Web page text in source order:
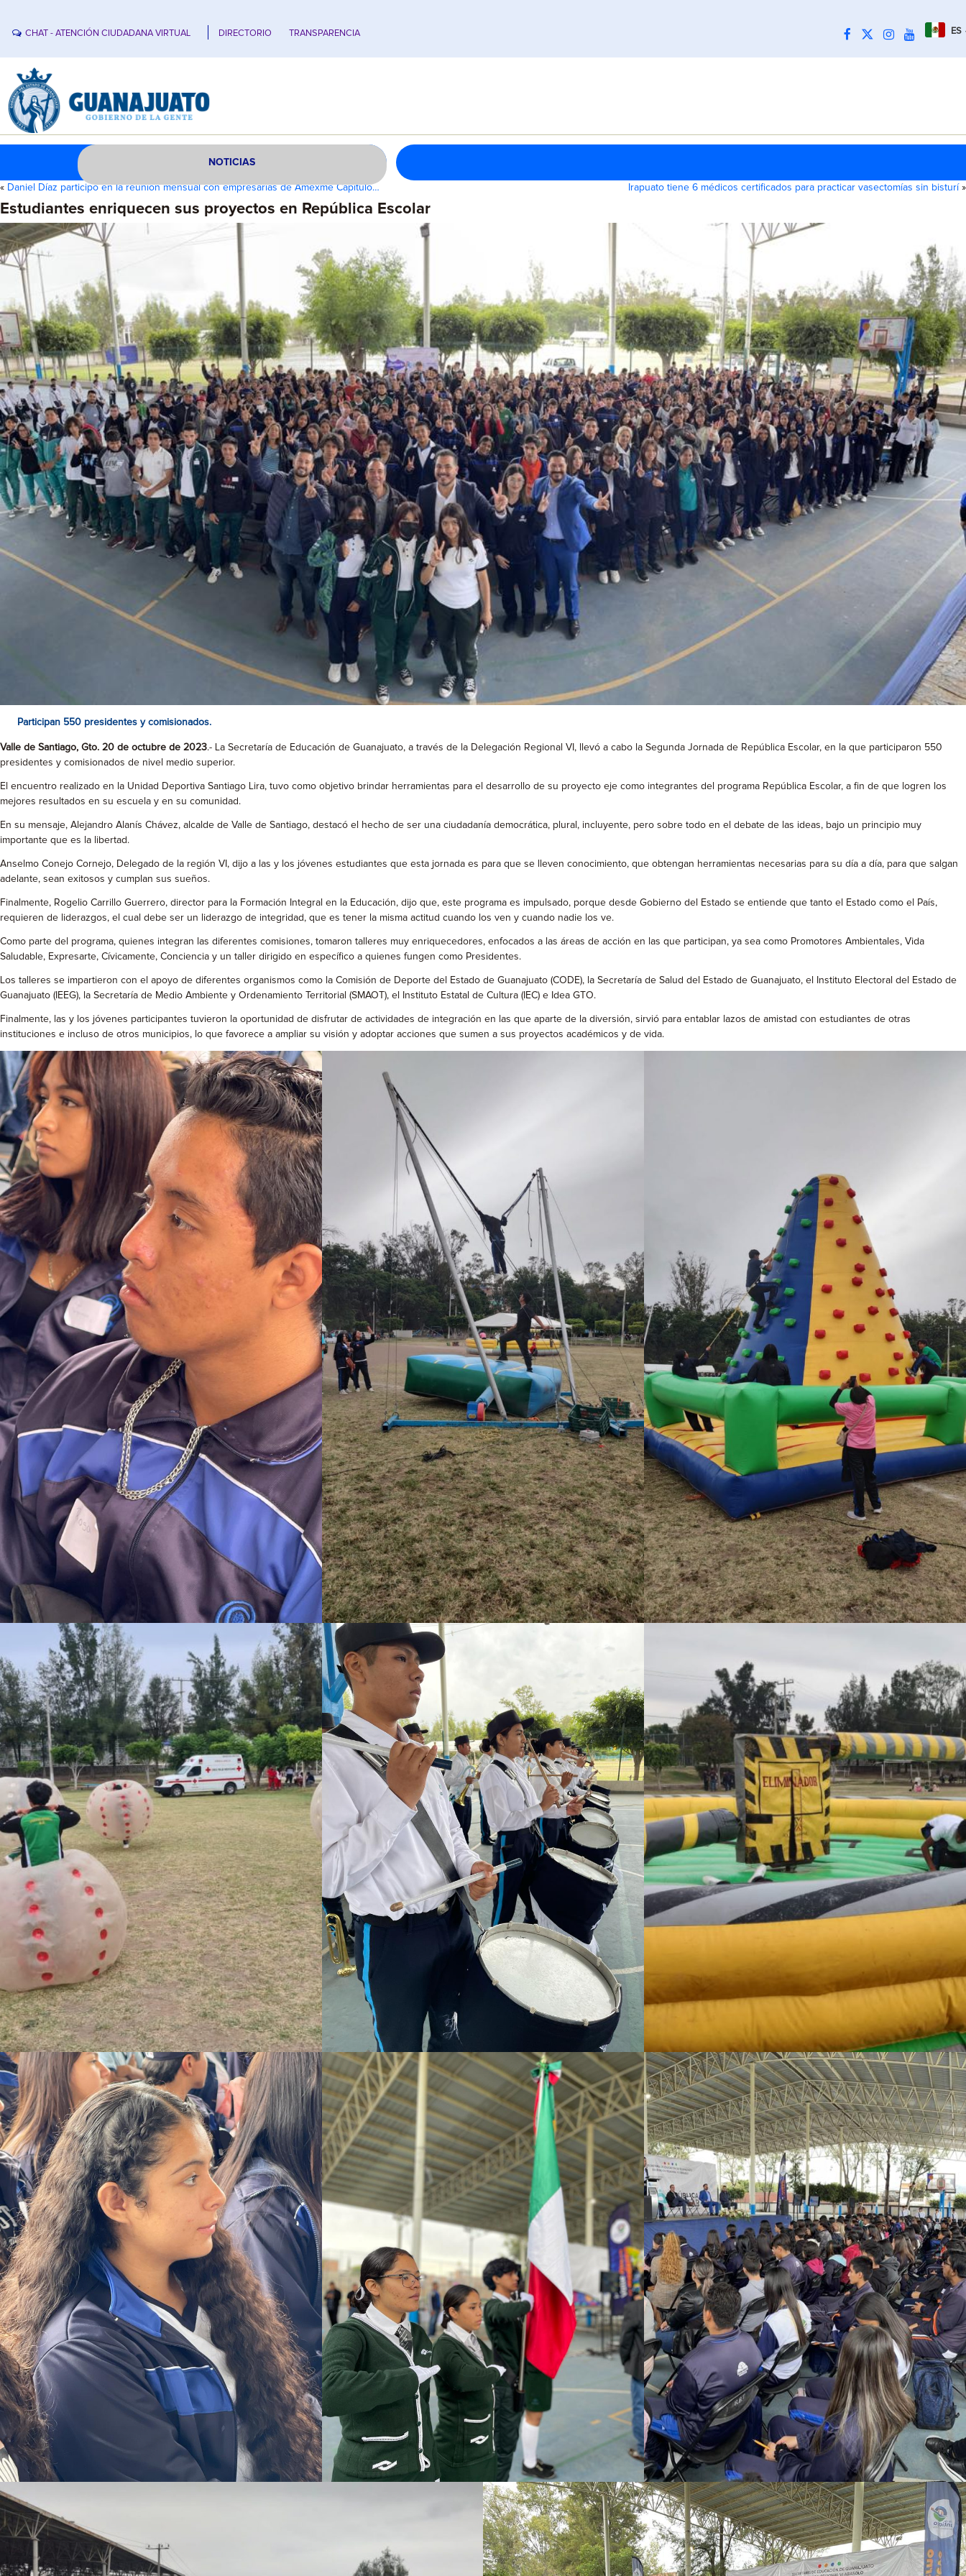
CHAT - ATENCIÓN CIUDADANA VIRTUAL DIRECTORIO TRANSPARENCIA ES
NOTICIAS
« Daniel Díaz participó en la reunión mensual con empresarias de Amexme Capítulo… Irapuato tiene 6 médicos certificados para practicar vasectomías sin bisturí »
Estudiantes enriquecen sus proyectos en República Escolar
Participan 550 presidentes y comisionados.
Valle de Santiago, Gto. 20 de octubre de 2023.- La Secretaría de Educación de Guanajuato, a través de la Delegación Regional VI, llevó a cabo la Segunda Jornada de República Escolar, en la que participaron 550
presidentes y comisionados de nivel medio superior.
El encuentro realizado en la Unidad Deportiva Santiago Lira, tuvo como objetivo brindar herramientas para el desarrollo de su proyecto eje como integrantes del programa República Escolar, a fin de que logren los
mejores resultados en su escuela y en su comunidad.
En su mensaje, Alejandro Alanís Chávez, alcalde de Valle de Santiago, destacó el hecho de ser una ciudadanía democrática, plural, incluyente, pero sobre todo en el debate de las ideas, bajo un principio muy
importante que es la libertad.
Anselmo Conejo Cornejo, Delegado de la región VI, dijo a las y los jóvenes estudiantes que esta jornada es para que se lleven conocimiento, que obtengan herramientas necesarias para su día a día, para que salgan
adelante, sean exitosos y cumplan sus sueños.
Finalmente, Rogelio Carrillo Guerrero, director para la Formación Integral en la Educación, dijo que, este programa es impulsado, porque desde Gobierno del Estado se entiende que tanto el Estado como el País,
requieren de liderazgos, el cual debe ser un liderazgo de integridad, que es tener la misma actitud cuando los ven y cuando nadie los ve.
Como parte del programa, quienes integran las diferentes comisiones, tomaron talleres muy enriquecedores, enfocados a las áreas de acción en las que participan, ya sea como Promotores Ambientales, Vida
Saludable, Expresarte, Cívicamente, Conciencia y un taller dirigido en específico a quienes fungen como Presidentes.
Los talleres se impartieron con el apoyo de diferentes organismos como la Comisión de Deporte del Estado de Guanajuato (CODE), la Secretaría de Salud del Estado de Guanajuato, el Instituto Electoral del Estado de
Guanajuato (IEEG), la Secretaría de Medio Ambiente y Ordenamiento Territorial (SMAOT), el Instituto Estatal de Cultura (IEC) e Idea GTO.
Finalmente, las y los jóvenes participantes tuvieron la oportunidad de disfrutar de actividades de integración en las que aparte de la diversión, sirvió para entablar lazos de amistad con estudiantes de otras
instituciones e incluso de otros municipios, lo que favorece a ampliar su visión y adoptar acciones que sumen a sus proyectos académicos y de vida.